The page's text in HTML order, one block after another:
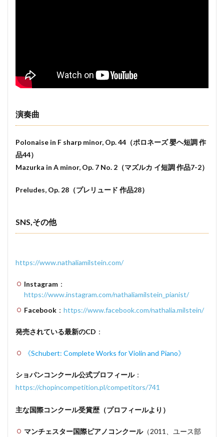
演奏曲
Polonaise in F sharp minor, Op. 44（ポロネーズ 嬰ヘ短調 作
品44）
Mazurka in A minor, Op. 7 No. 2（マズルカ イ短調 作品7-2）
Preludes, Op. 28（プレリュード 作品28）
SNS,その他
https://www.nathaliamilstein.com/
Instagram ：
https://www.instagram.com/nathaliamilstein_pianist/
Facebook ： https://www.facebook.com/nathalia.milstein/
発売されている最新のCD ：
《Schubert: Complete Works for Violin and Piano》
ショパンコンクール公式プロフィール：
https://chopincompetition.pl/competitors/741
主な国際コンクール受賞歴（プロフィールより）
マンチェスター国際ピアノコンクール（2011、ユース部